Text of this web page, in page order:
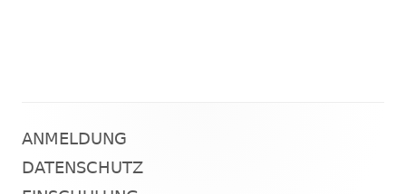
Haupt-
Seitenleiste
ANMELDUNG
DATENSCHUTZ